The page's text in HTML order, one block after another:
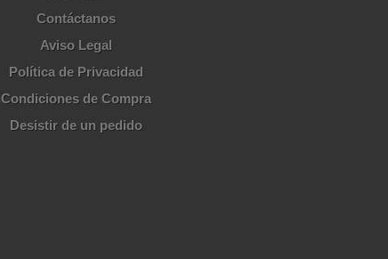
Contáctanos
Aviso Legal
Política de Privacidad
Condiciones de Compra
Desistir de un pedido